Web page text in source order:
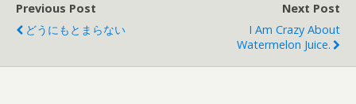
Previous Post
どうにもとまらない
Next Post
I Am Crazy About
Watermelon Juice.